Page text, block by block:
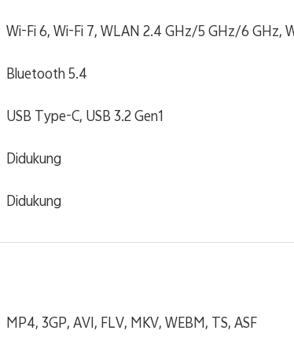
Wi-Fi 6, Wi-Fi 7, WLAN 2.4 GHz/5 GHz/6 GHz,
Bluetooth 5.4
USB Type-C, USB 3.2 Gen1
Didukung
Didukung
MP4, 3GP, AVI, FLV, MKV, WEBM, TS, ASF